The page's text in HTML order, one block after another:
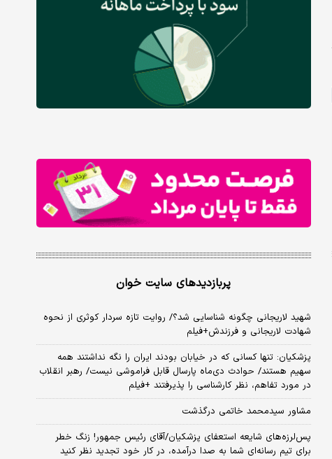
پربازدیدهای سایت خوان
شهید لاریجانی چگونه شناسایی شد؟/ روایت تازه سردار کوثری از نحوه
شهادت لاریجانی و فرزندش+فیلم
پزشکیان: تنها کسانی که در خیابان بودند ایران را نگه نداشتند همه
سهیم هستند/ حوادث دی‌ماه پارسال قابل فراموشی نیست/ رهبر انقلاب
در مورد تفاهم، نظر کارشناسی را پذیرفتند +فیلم
مشاور سیدمحمد خاتمی درگذشت
پس‌لرزه‌های شایعه استعفای پزشکیان/آقای رئیس جمهور! زنگ خطر
برای تیم رسانه‌ای شما به صدا درآمده، در کار خود تجدید نظر کنید